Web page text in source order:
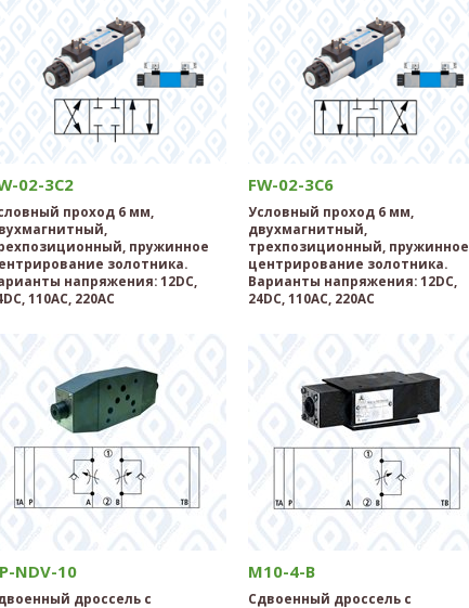
02-3C2
проход 6 мм,
пружинное
золотника.
напряжения: 12DC,
110AC, 220AC
FW-02-3C6
Условный проход 6 мм,
двухмагнитный,
трехпозиционный, пружинное
центрирование золотника.
Варианты напряжения: 12DC,
24DC, 110AC, 220AC
NDV-10
дроссель с
M10-4-B
Сдвоенный дроссель с